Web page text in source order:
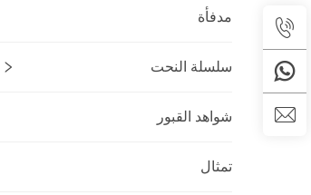
مدفأة
سلسلة النحت
شواهد القبور
تمثال